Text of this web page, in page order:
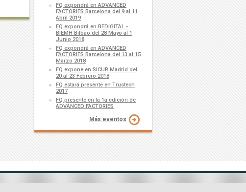
FQ expondrá en ADVANCED
FACTORIES Barcelona del 9 al 11
Abril 2019
FQ expondrá en BEDIGITAL -
BIEMH Bilbao del 28 Mayo al 1
Junio 2018
FQ expondrá en ADVANCED
FACTORIES Barcelona del 13 al 15
Marzo 2018
FQ expone en SICUR Madrid del
20 al 23 Febrero 2018
FQ estará presente en Trustech
2017
FQ presente en la 1a edición de
ADVANCED FACTORIES
Más eventos